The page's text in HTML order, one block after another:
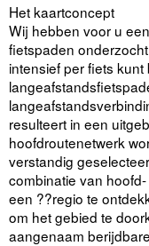
Het kaartconcept
Wij hebben voor u
fietspaden
intensief per fiets
resulteert in een
hoofdroutenetwerk
verstandig
combinatie van
een ??regio te
om het gebied te
aangenaam